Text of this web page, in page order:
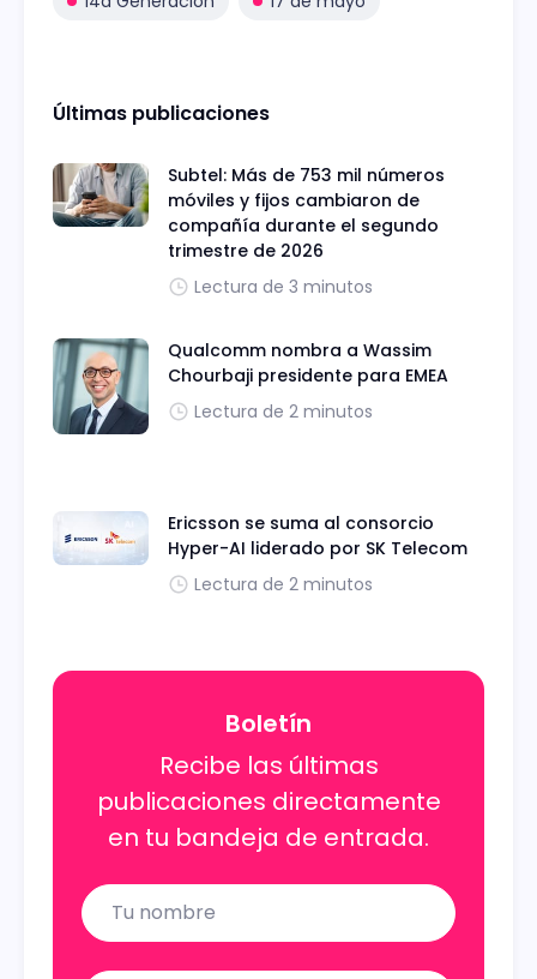
Últimas publicaciones
Subtel: Más de 753 mil números
móviles y fijos cambiaron de
compañía durante el segundo
trimestre de 2026
Lectura de 3 minutos
Qualcomm nombra a Wassim
Chourbaji presidente para EMEA
Lectura de 2 minutos
Ericsson se suma al consorcio
Hyper-AI liderado por SK Telecom
Lectura de 2 minutos
Boletín
Recibe las últimas
publicaciones directamente
en tu bandeja de entrada.
Name
Email